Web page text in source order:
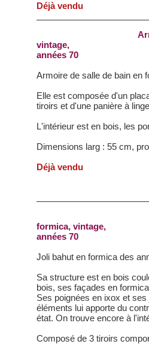
Déjà vendu
vintage,
années 70
Armoire de salle de bain en
Elle est composée d'un
tiroirs et d'une panière à
L'intérieur est en bois, les
Dimensions larg : 55 cm,
Déjà vendu
formica, vintage,
années 70
Joli bahut en formica des
Sa structure est en bois
bois, ses façades en
Ses poignées en ixox et
éléments lui apporte du
état. On trouve encore à
Composé de 3 tiroirs